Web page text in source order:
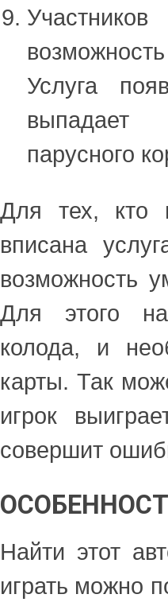
Услуга
выпадает
парусного
Для тех, кто
вписана
возможность
Для этого на
колода, и
карты. Так
игрок
совершит
Найти этот
играть можно